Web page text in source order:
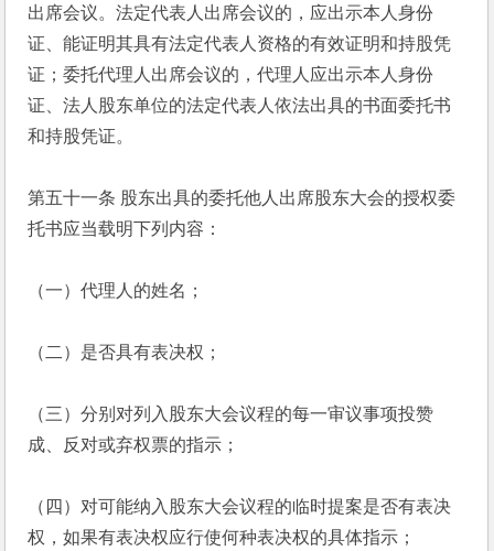
出席会议。法定代表人出席会议的，应出示本人身份
证、能证明其具有法定代表人资格的有效证明和持股凭
证；委托代理人出席会议的，代理人应出示本人身份
证、法人股东单位的法定代表人依法出具的书面委托书
和持股凭证。
第五十一条 股东出具的委托他人出席股东大会的授权委
托书应当载明下列内容：
（一）代理人的姓名；
（二）是否具有表决权；
（三）分别对列入股东大会议程的每一审议事项投赞
成、反对或弃权票的指示；
（四）对可能纳入股东大会议程的临时提案是否有表决
权，如果有表决权应行使何种表决权的具体指示；